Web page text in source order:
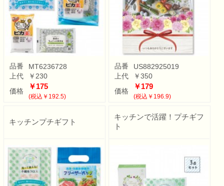
品番
MT6236728
上代
￥230
価格
￥175
(税込￥192.5)
品番
US882925019
上代
￥350
価格
￥179
(税込￥196.9)
キッチンプチギフト
キッチンで活躍！プチギフ
ト